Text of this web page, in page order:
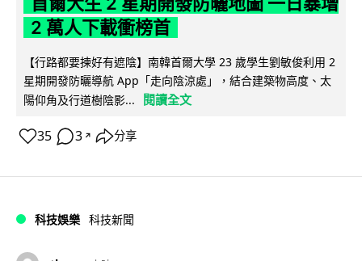
2 萬人下載衝榜首
【行路都要揀好有遮陰】南韓首爾大學 23 歲學生劉敏俊利用 2
星期開發防曬導航 App「走向陰涼處」，結合建築物高度、太
陽仰角及行道樹陰影...
閱讀全文
35 3 ↗ 分享
科技娛樂 科技新聞